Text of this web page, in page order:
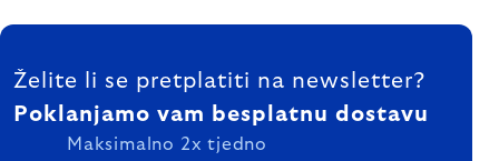
FOOTER
Želite li se pretplatiti na newsletter?
Poklanjamo vam besplatnu dostavu
Maksimalno 2x tjedno